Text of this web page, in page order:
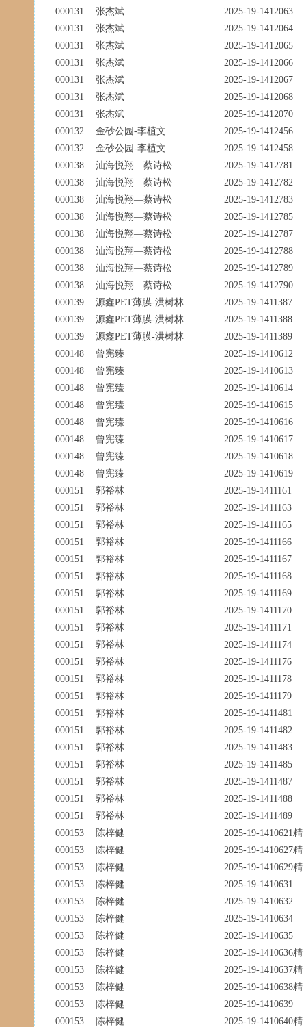
000131
张杰斌
2025-19-1412063
000131
张杰斌
2025-19-1412064
000131
张杰斌
2025-19-1412065
000131
张杰斌
2025-19-1412066
000131
张杰斌
2025-19-1412067
000131
张杰斌
2025-19-1412068
000131
张杰斌
2025-19-1412070
000132
金砂公园-李植文
2025-19-1412456
000132
金砂公园-李植文
2025-19-1412458
000138
汕海悦翔—蔡诗松
2025-19-1412781
000138
汕海悦翔—蔡诗松
2025-19-1412782
000138
汕海悦翔—蔡诗松
2025-19-1412783
000138
汕海悦翔—蔡诗松
2025-19-1412785
000138
汕海悦翔—蔡诗松
2025-19-1412787
000138
汕海悦翔—蔡诗松
2025-19-1412788
000138
汕海悦翔—蔡诗松
2025-19-1412789
000138
汕海悦翔—蔡诗松
2025-19-1412790
000139
源鑫PET薄膜-洪树林
2025-19-1411387
000139
源鑫PET薄膜-洪树林
2025-19-1411388
000139
源鑫PET薄膜-洪树林
2025-19-1411389
000148
曾宪臻
2025-19-1410612
000148
曾宪臻
2025-19-1410613
000148
曾宪臻
2025-19-1410614
000148
曾宪臻
2025-19-1410615
000148
曾宪臻
2025-19-1410616
000148
曾宪臻
2025-19-1410617
000148
曾宪臻
2025-19-1410618
000148
曾宪臻
2025-19-1410619
000151
郭裕林
2025-19-1411161
000151
郭裕林
2025-19-1411163
000151
郭裕林
2025-19-1411165
000151
郭裕林
2025-19-1411166
000151
郭裕林
2025-19-1411167
000151
郭裕林
2025-19-1411168
000151
郭裕林
2025-19-1411169
000151
郭裕林
2025-19-1411170
000151
郭裕林
2025-19-1411171
000151
郭裕林
2025-19-1411174
000151
郭裕林
2025-19-1411176
000151
郭裕林
2025-19-1411178
000151
郭裕林
2025-19-1411179
000151
郭裕林
2025-19-1411481
000151
郭裕林
2025-19-1411482
000151
郭裕林
2025-19-1411483
000151
郭裕林
2025-19-1411485
000151
郭裕林
2025-19-1411487
000151
郭裕林
2025-19-1411488
000151
郭裕林
2025-19-1411489
000153
陈梓健
2025-19-1410621精
000153
陈梓健
2025-19-1410627精
000153
陈梓健
2025-19-1410629精
000153
陈梓健
2025-19-1410631
000153
陈梓健
2025-19-1410632
000153
陈梓健
2025-19-1410634
000153
陈梓健
2025-19-1410635
000153
陈梓健
2025-19-1410636精
000153
陈梓健
2025-19-1410637精
000153
陈梓健
2025-19-1410638精
000153
陈梓健
2025-19-1410639
000153
陈梓健
2025-19-1410640精